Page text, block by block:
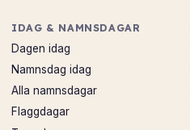
IDAG & NAMNSDAGAR
Dagen idag
Namnsdag idag
Alla namnsdagar
Flaggdagar